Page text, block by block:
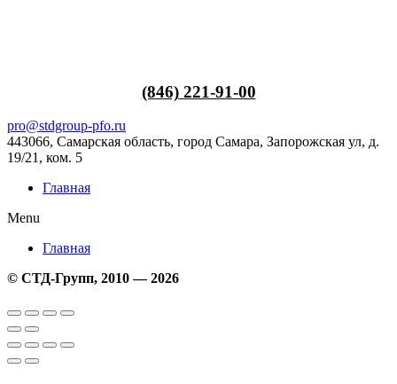
(846) 221-91-00
pro@stdgroup-pfo.ru
443066, Самарская область, город Самара, Запорожская ул, д.
19/21, ком. 5
Главная
Menu
Главная
© СТД-Групп, 2010 — 2026